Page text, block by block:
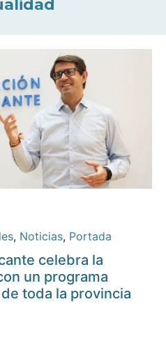
, Noticias, Portada
celebra la
un programa
toda la provincia